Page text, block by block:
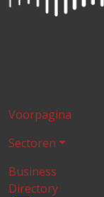
Voorpagina
Sectoren
Business
Directory